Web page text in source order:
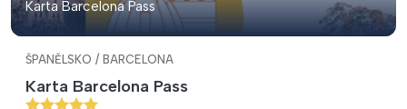
Karta Barcelona Pass
ŠPANĚLSKO / BARCELONA
Karta Barcelona Pass